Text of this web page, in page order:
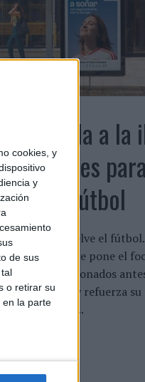
cookies, y
y
de sus
o retirar su
en la parte
apela a
aficiones
del fútbol
lanza ‘Vuelve el
campaña que pone el
de los aficionados
2026/27 y refuerza su
como...